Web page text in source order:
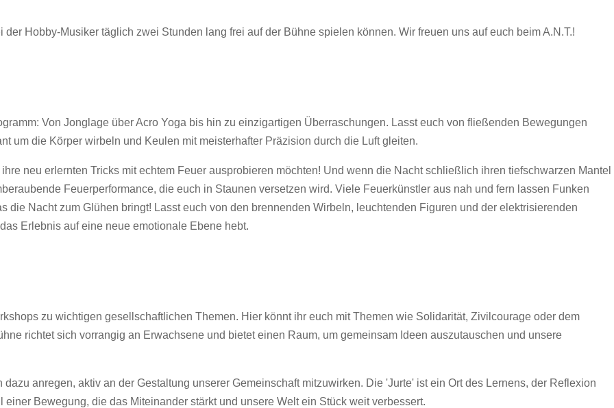
Hobby-Musiker täglich zwei Stunden lang frei auf der Bühne spielen können. Wir freuen uns auf euch beim A.N.T.!
Von Jonglage über Acro Yoga bis hin zu einzigartigen Überraschungen. Lasst euch von fließenden Bewegungen
um die Körper wirbeln und Keulen mit meisterhafter Präzision durch die Luft gleiten.
neu erlernten Tricks mit echtem Feuer ausprobieren möchten! Und wenn die Nacht schließlich ihren tiefschwarzen Mantel
Feuerperformance, die euch in Staunen versetzen wird. Viele Feuerkünstler aus nah und fern lassen Funken
die Nacht zum Glühen bringt! Lasst euch von den brennenden Wirbeln, leuchtenden Figuren und der elektrisierenden
Erlebnis auf eine neue emotionale Ebene hebt.
zu wichtigen gesellschaftlichen Themen. Hier könnt ihr euch mit Themen wie Solidarität, Zivilcourage oder dem
richtet sich vorrangig an Erwachsene und bietet einen Raum, um gemeinsam Ideen auszutauschen und unsere
anregen, aktiv an der Gestaltung unserer Gemeinschaft mitzuwirken. Die 'Jurte' ist ein Ort des Lernens, der Reflexion
Bewegung, die das Miteinander stärkt und unsere Welt ein Stück weit verbessert.